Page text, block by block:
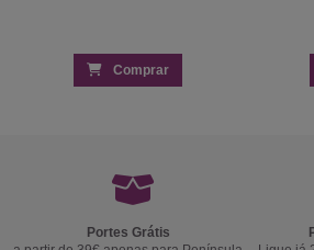
Comprar
Portes Grátis